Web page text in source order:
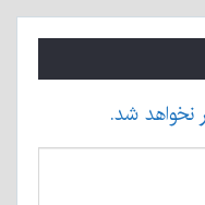
نخواهد شد.